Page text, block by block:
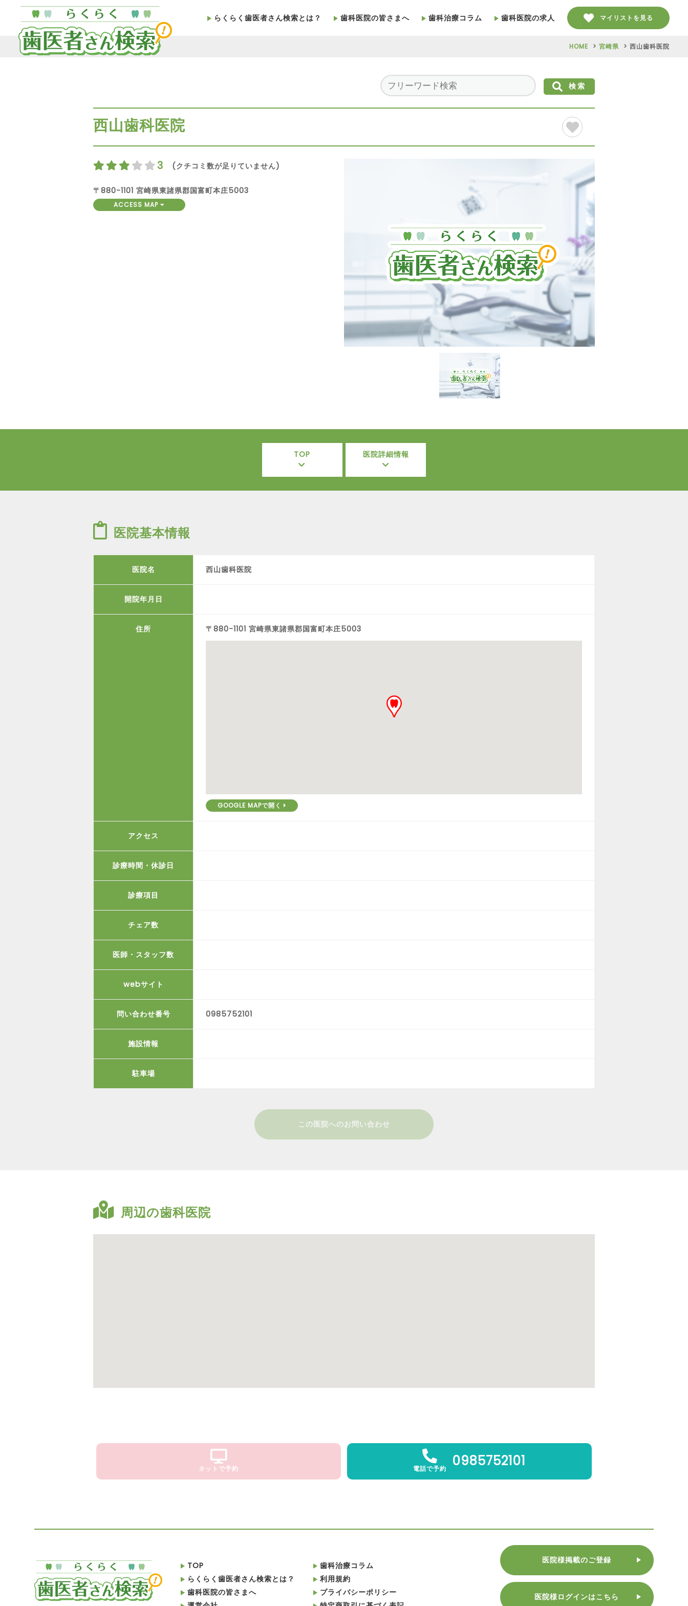
らくらく歯医者さん検索とは？ 歯科医院の皆さまへ 歯科治療コラム 歯科医院の求人 マイリストを見る
HOME 宮崎県 西山歯科医院
検索
西山歯科医院
3 (クチコミ数が足りていません)
〒880-1101 宮崎県東諸県郡国富町本庄5003
ACCESS MAP
TOP 医院詳細情報
医院基本情報
医院名 西山歯科医院
開院年月日
住所 〒880-1101 宮崎県東諸県郡国富町本庄5003
GOOGLE MAPで開く
アクセス
診療時間・休診日
診療項目
チェア数
医師・スタッフ数
webサイト
問い合わせ番号 0985752101
施設情報
駐車場
この医院へのお問い合わせ
周辺の歯科医院
ネットで予約 電話で予約 0985752101
TOP
らくらく歯医者さん検索とは？
歯科医院の皆さまへ
歯科治療コラム
利用規約
プライバシーポリシー
医院様掲載のご登録
医院様ログインはこちら